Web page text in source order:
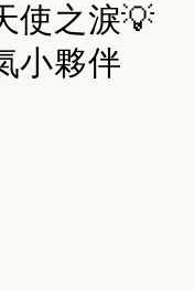
使之淚💡
小夥伴